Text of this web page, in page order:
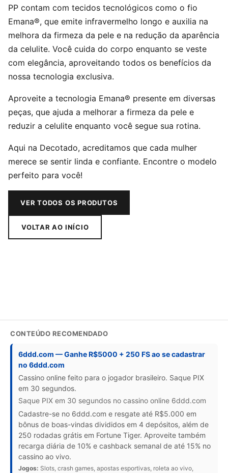
PP contam com tecidos tecnológicos como o fio
Emana®, que emite infravermelho longo e auxilia na
melhora da firmeza da pele e na redução da aparência
da celulite. Você cuida do corpo enquanto se veste
com elegância, aproveitando todos os benefícios da
nossa tecnologia exclusiva.
Aproveite a tecnologia Emana® presente em diversas
peças, que ajuda a melhorar a firmeza da pele e
reduzir a celulite enquanto você segue sua rotina.
Aqui na Decotado, acreditamos que cada mulher
merece se sentir linda e confiante. Encontre o modelo
perfeito para você!
VER TODOS OS PRODUTOS
VOLTAR AO INÍCIO
CONTEÚDO RECOMENDADO
6ddd.com — Ganhe R$5000 + 250 FS ao se cadastrar
no 6ddd.com
Cassino online feito para o jogador brasileiro. Saque PIX
em 30 segundos.
Saque PIX em 30 segundos no cassino online 6ddd.com
Cadastre-se no 6ddd.com e resgate até R$5.000 em
bônus de boas-vindas divididos em 4 depósitos, além de
250 rodadas grátis em Fortune Tiger. Aproveite também
recarga diária de 10% e cashback semanal de até 15% no
cassino ao vivo.
Jogos: Slots, crash games, apostas esportivas, roleta ao vivo,